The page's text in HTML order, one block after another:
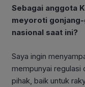
Sebagai anggota
meyoroti
nasional saat ini?
Saya ingin
mempunyai regulasi
pihak, baik untuk